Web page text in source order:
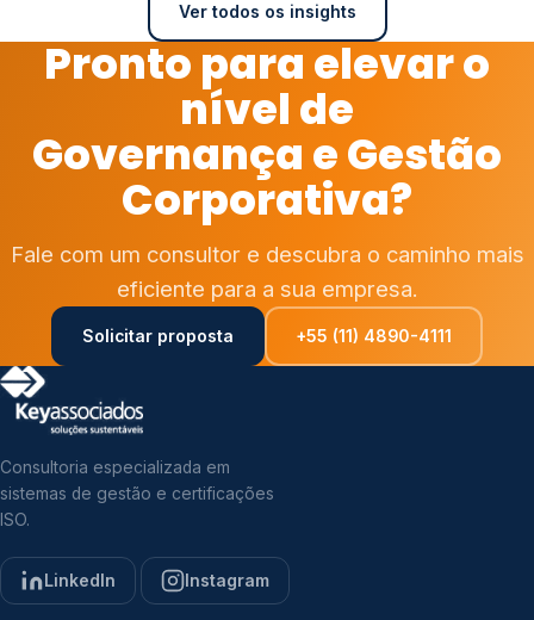
Ver todos os insights
Pronto para elevar o
nível de
Governança e Gestão
Corporativa?
Fale com um consultor e descubra o caminho mais
eficiente para a sua empresa.
Solicitar proposta +55 (11) 4890-4111
Consultoria especializada em
sistemas de gestão e certificações
ISO.
LinkedIn Instagram